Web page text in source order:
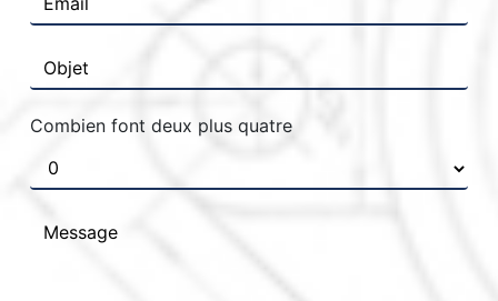
Combien font deux plus quatre